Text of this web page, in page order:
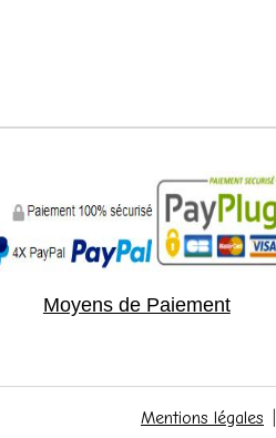
Moyens de Paiement
Mentions légales